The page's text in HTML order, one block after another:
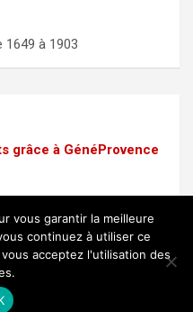
à 1903
grâce à GénéProvence
GénéProvence
vous garantir la meilleure
continuez à utiliser ce
acceptez l'utilisation des